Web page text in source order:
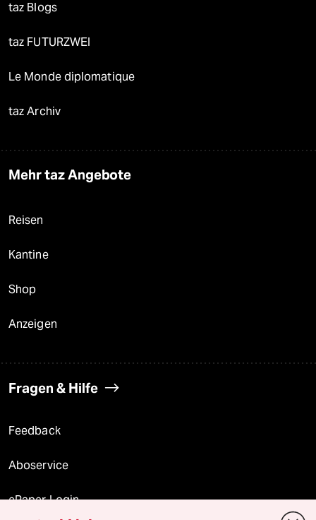
taz Blogs
taz FUTURZWEI
Le Monde diplomatique
taz Archiv
Mehr taz Angebote
Reisen
Kantine
Shop
Anzeigen
Fragen & Hilfe
Feedback
Aboservice
ePaper Login